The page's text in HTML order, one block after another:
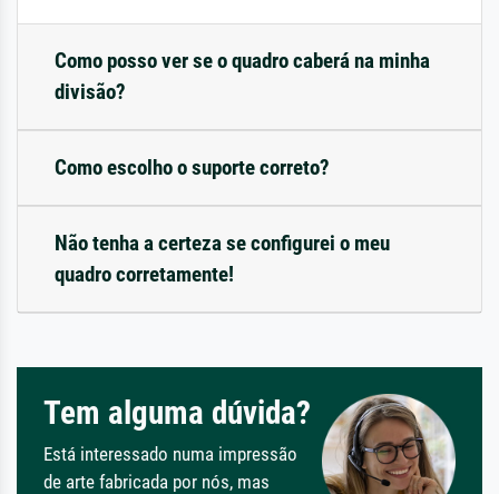
Como posso ver se o quadro caberá na minha
divisão?
Como escolho o suporte correto?
Não tenha a certeza se configurei o meu
quadro corretamente!
Tem alguma dúvida?
Está interessado numa impressão
de arte fabricada por nós, mas